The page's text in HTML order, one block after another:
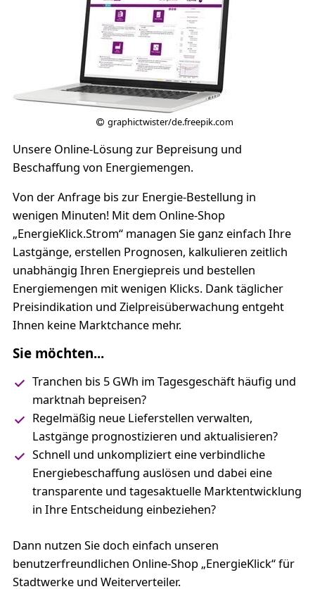
graphictwister/de.freepik.com
Unsere Online-Lösung zur Bepreisung und
Beschaffung von Energiemengen.
Von der Anfrage bis zur Energie-Bestellung in
wenigen Minuten! Mit dem Online-Shop
„EnergieKlick.Strom“ managen Sie ganz einfach Ihre
Lastgänge, erstellen Prognosen, kalkulieren zeitlich
unabhängig Ihren Energiepreis und bestellen
Energiemengen mit wenigen Klicks. Dank täglicher
Preisindikation und Zielpreisüberwachung entgeht
Ihnen keine Marktchance mehr.
Sie möchten...
Tranchen bis 5 GWh im Tagesgeschäft häufig und
marktnah bepreisen?
Regelmäßig neue Lieferstellen verwalten,
Lastgänge prognostizieren und aktualisieren?
Schnell und unkompliziert eine verbindliche
Energiebeschaffung auslösen und dabei eine
transparente und tagesaktuelle Marktentwicklung
in Ihre Entscheidung einbeziehen?
Dann nutzen Sie doch einfach unseren
benutzerfreundlichen Online-Shop „EnergieKlick“ für
Stadtwerke und Weiterverteiler.